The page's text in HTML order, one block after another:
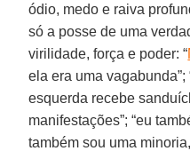
ódio, medo e raiva
só a posse de uma
virilidade, força e poder: “
ela era uma vagabunda”;
esquerda recebe
manifestações”; “eu
também sou uma